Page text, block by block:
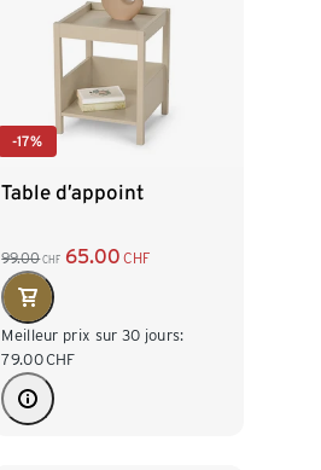
-17%
Table d’appoint
99.00 CHF 65.00 CHF
Meilleur prix sur 30 jours:
79.00CHF